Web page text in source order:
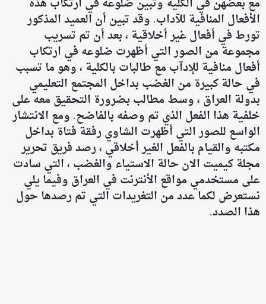
الأفعال المنافية للآداب. وقد تبين أن العميد المذكور
تورط في أفعال غير أخلاقية ، بعد أن تم تسريب
مجموعة من الصور التي أظهرت ضلوعه في ارتكاب
أفعال منافية للإدآب مع طالبات بالكلية ، وهو ما تسبب
في حالة كبيرة من الغضب بداخل المجتمع التعليمي
بدولة العراق ، وسط مطالب بضرورة التحقيق معه على
خلفية هذا الفعل الذي تم وصفه بالفاضح. ومع الانتشار
الواسع للصور التي أظهرت الشاوي رفقة فتاة بداخل
مكتبه والقيام بالفعل الغير أخلاقي ، رصد فريق تحرير
مجلة كيميت الان حالة الاستياء والغضب ، التي سادت
على مستخدمي مواقع الأنترنت في العراق وفيما يلي
نستعرض لكما عدد من التغريدات التي تم رصدها حول
هذا الصدد.